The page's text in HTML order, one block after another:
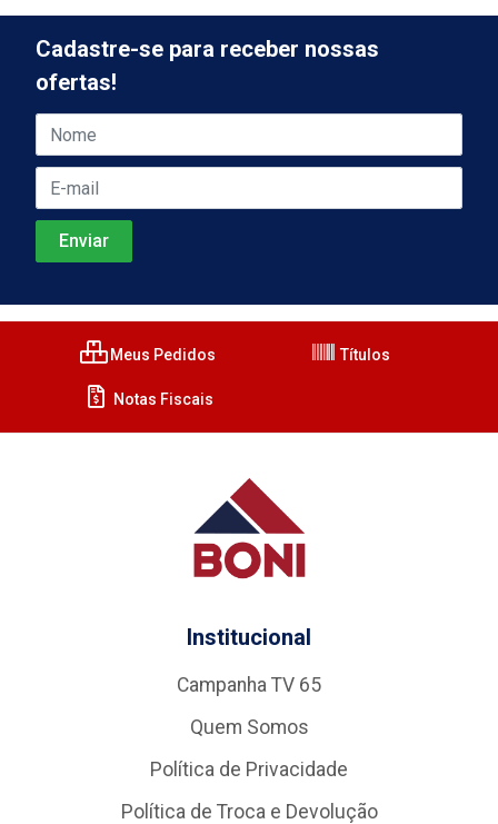
Cadastre-se para receber nossas
ofertas!
Meus Pedidos Títulos
Notas Fiscais
Institucional
Campanha TV 65
Quem Somos
Política de Privacidade
Política de Troca e Devolução